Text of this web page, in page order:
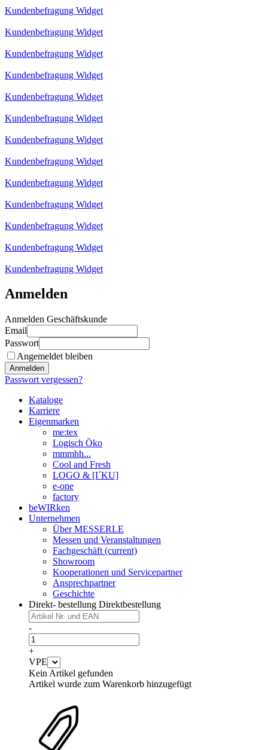
Kundenbefragung Widget
Kundenbefragung Widget
Kundenbefragung Widget
Kundenbefragung Widget
Kundenbefragung Widget
Kundenbefragung Widget
Kundenbefragung Widget
Kundenbefragung Widget
Kundenbefragung Widget
Kundenbefragung Widget
Kundenbefragung Widget
Kundenbefragung Widget
Kundenbefragung Widget
Anmelden
Anmelden Geschäftskunde
Email
Passwort
Angemeldet bleiben
Anmelden
Passwort vergessen?
Kataloge
Karriere
Eigenmarken
me:tex
Logisch Öko
mmmhh...
Cool and Fresh
LOGO & [I´KU]
e-one
factory
beWIRken
Unternehmen
Über MESSERLE
Messen und Veranstaltungen
Fachgeschäft (current)
Showroom
Kooperationen und Servicepartner
Ansprechpartner
Geschichte
Direkt- bestellung Direktbestellung
-
+
VPE
Kein Artikel gefunden
Artikel wurde zum Warenkorb hinzugefügt